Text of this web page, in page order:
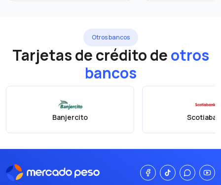
Otros bancos
Tarjetas de crédito deotros
bancos
Banjercito